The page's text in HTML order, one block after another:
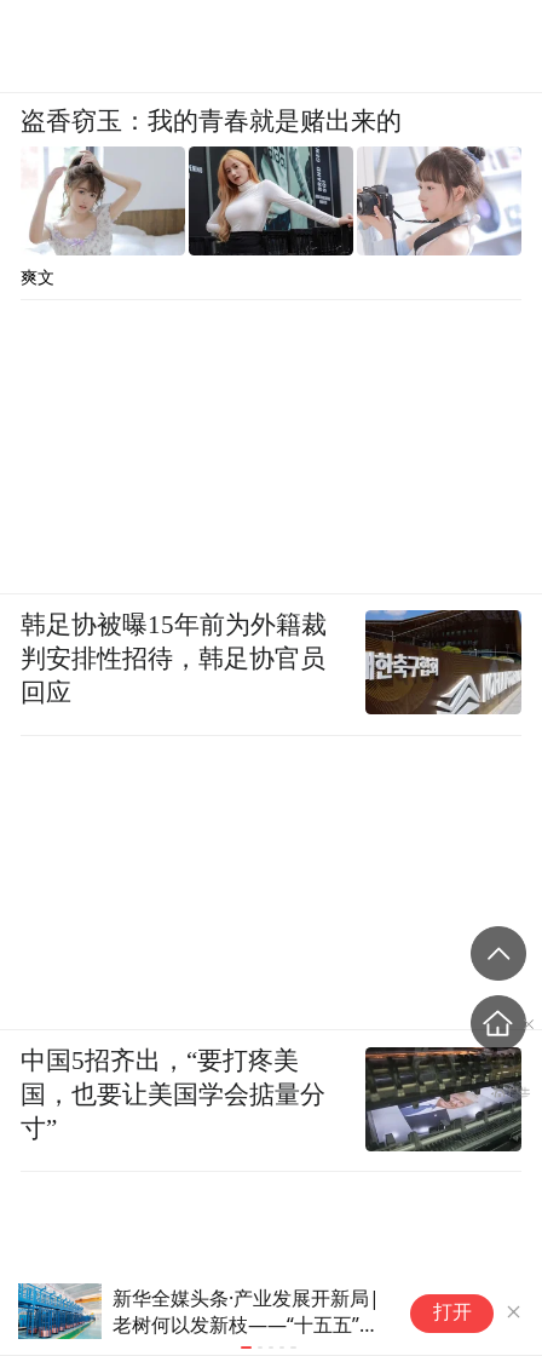
新华全媒头条·产业发展开新局|
老树何以发新枝——“十五五”开
局之年传统产业转型焕新一线观
打开
盗香窃玉：我的青春就是赌出来的
爽文
韩足协被曝15年前为外籍裁
判安排性招待，韩足协官员
回应
中国5招齐出，“要打疼美
国，也要让美国学会掂量分
寸”